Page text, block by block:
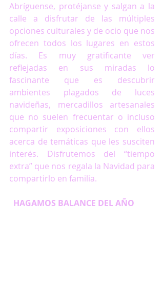
Abríguense, protéjanse y salgan a la
calle a disfrutar de las múltiples
opciones culturales y de ocio que nos
ofrecen todos los lugares en estos
días. Es muy gratificante ver
reflejadas en sus miradas lo
fascinante que es descubrir
ambientes plagados de luces
navideñas, mercadillos artesanales
que no suelen frecuentar o incluso
compartir exposiciones con ellos
acerca de temáticas que les susciten
interés. Disfrutemos del “tiempo
extra” que nos regala la Navidad para
compartirlo en familia.